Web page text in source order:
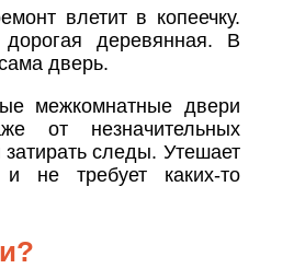
влетит в копеечку.
деревянная. В
дверь.
межкомнатные двери
от незначительных
затирать следы. Утешает
не требует каких-то